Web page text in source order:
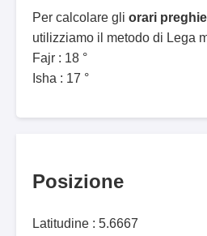
Per calcolare gli orari
utilizziamo il metodo di Lega
Fajr : 18 °
Isha : 17 °
Posizione
Latitudine : 5.6667